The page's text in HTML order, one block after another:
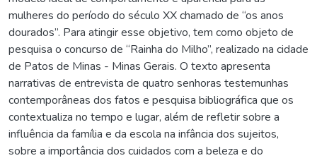
mulheres do período do século XX chamado de “os anos
dourados”. Para atingir esse objetivo, tem como objeto de
pesquisa o concurso de “Rainha do Milho”, realizado na cidade
de Patos de Minas - Minas Gerais. O texto apresenta
narrativas de entrevista de quatro senhoras testemunhas
contemporâneas dos fatos e pesquisa bibliográfica que os
contextualiza no tempo e lugar, além de refletir sobre a
influência da família e da escola na infância dos sujeitos,
sobre a importância dos cuidados com a beleza e do